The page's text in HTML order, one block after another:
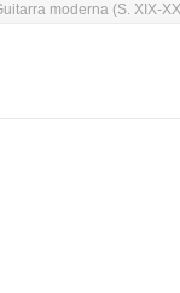
moderna (S. XIX-